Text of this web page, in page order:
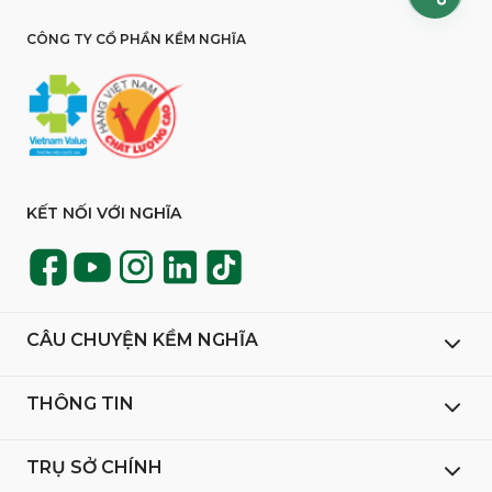
CÔNG TY CỔ PHẦN KỀM NGHĨA
KẾT NỐI VỚI NGHĨA
CÂU CHUYỆN KỀM NGHĨA
THÔNG TIN
TRỤ SỞ CHÍNH